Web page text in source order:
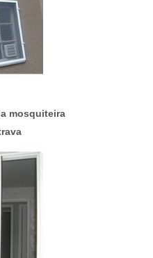
mosquiteira